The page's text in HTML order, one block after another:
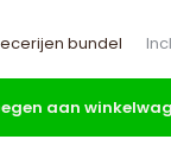
bundel
aan